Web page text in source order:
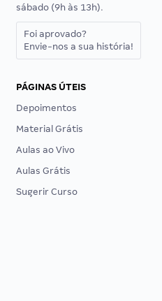
sábado (9h às 13h).
Foi aprovado?
Envie-nos a sua história!
PÁGINAS ÚTEIS
Depoimentos
Material Grátis
Aulas ao Vivo
Aulas Grátis
Sugerir Curso